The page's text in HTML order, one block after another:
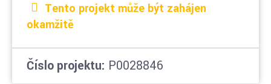
Tento projekt může být zahájen
okamžitě
Číslo projektu: P0028846